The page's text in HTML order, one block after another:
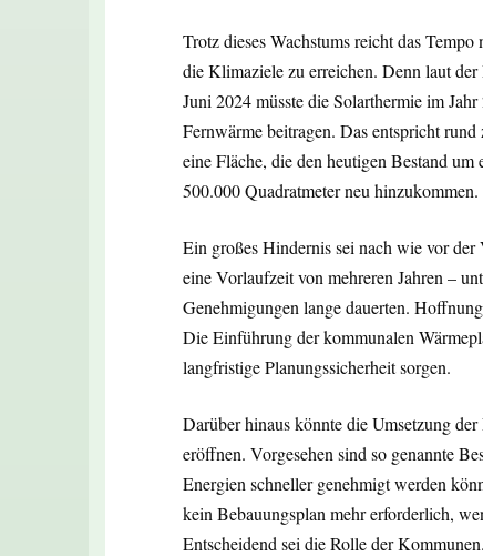
Trotz dieses Wachstums reicht das
die Klimaziele zu erreichen. Denn laut
Juni 2024 müsste die Solarthermie im
Fernwärme beitragen. Das entspricht
eine Fläche, die den heutigen Bestand
500.000 Quadratmeter neu hinzukommen.
Ein großes Hindernis sei nach wie vor
eine Vorlaufzeit von mehreren Jahren –
Genehmigungen lange dauerten.
Die Einführung der kommunalen
langfristige Planungssicherheit sorgen.
Darüber hinaus könnte die Umsetzung
eröffnen. Vorgesehen sind so genannte
Energien schneller genehmigt werden
kein Bebauungsplan mehr erforderlich,
Entscheidend sei die Rolle der